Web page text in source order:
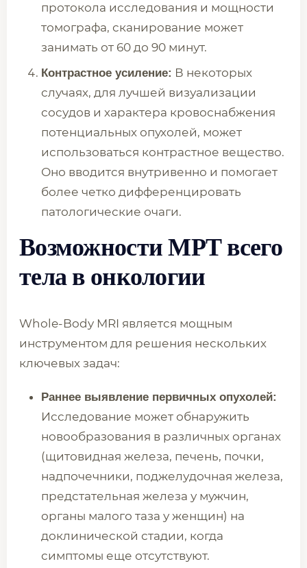
протокола исследования и мощности
томографа, сканирование может
занимать от 60 до 90 минут.
Контрастное усиление: В некоторых
случаях, для лучшей визуализации
сосудов и характера кровоснабжения
потенциальных опухолей, может
использоваться контрастное вещество.
Оно вводится внутривенно и помогает
более четко дифференцировать
патологические очаги.
Возможности МРТ всего
тела в онкологии
Whole-Body MRI является мощным
инструментом для решения нескольких
ключевых задач:
Раннее выявление первичных опухолей:
Исследование может обнаружить
новообразования в различных органах
(щитовидная железа, печень, почки,
надпочечники, поджелудочная железа,
предстательная железа у мужчин,
органы малого таза у женщин) на
доклинической стадии, когда
симптомы еще отсутствуют.